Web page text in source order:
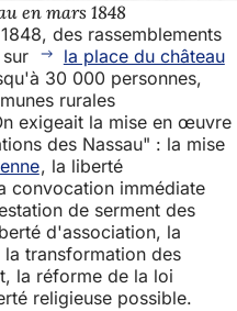
en mars 1848
des rassemblements
la place du château
30 000 personnes,
rurales
exigeait la mise en œuvre
des Nassau" : la mise
, la liberté
convocation immédiate
de serment des
d'association, la
transformation des
la réforme de la loi
religieuse possible.